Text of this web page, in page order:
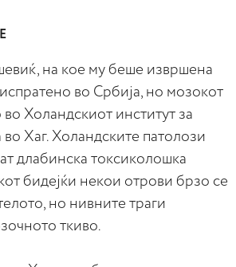
на кое му беше извршена
во Србија, но мозокот
Холандскиот институт за
Хаг. Холандските патолози
длабинска токсиколошка
бидејќи некои отрови брзо се
но нивните траги
ткиво.